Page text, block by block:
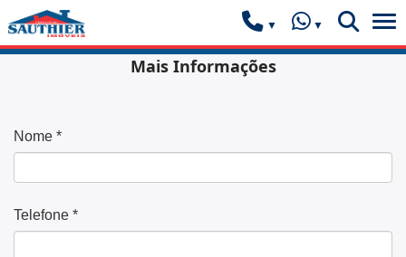
Mais Informações
Nome *
Telefone *